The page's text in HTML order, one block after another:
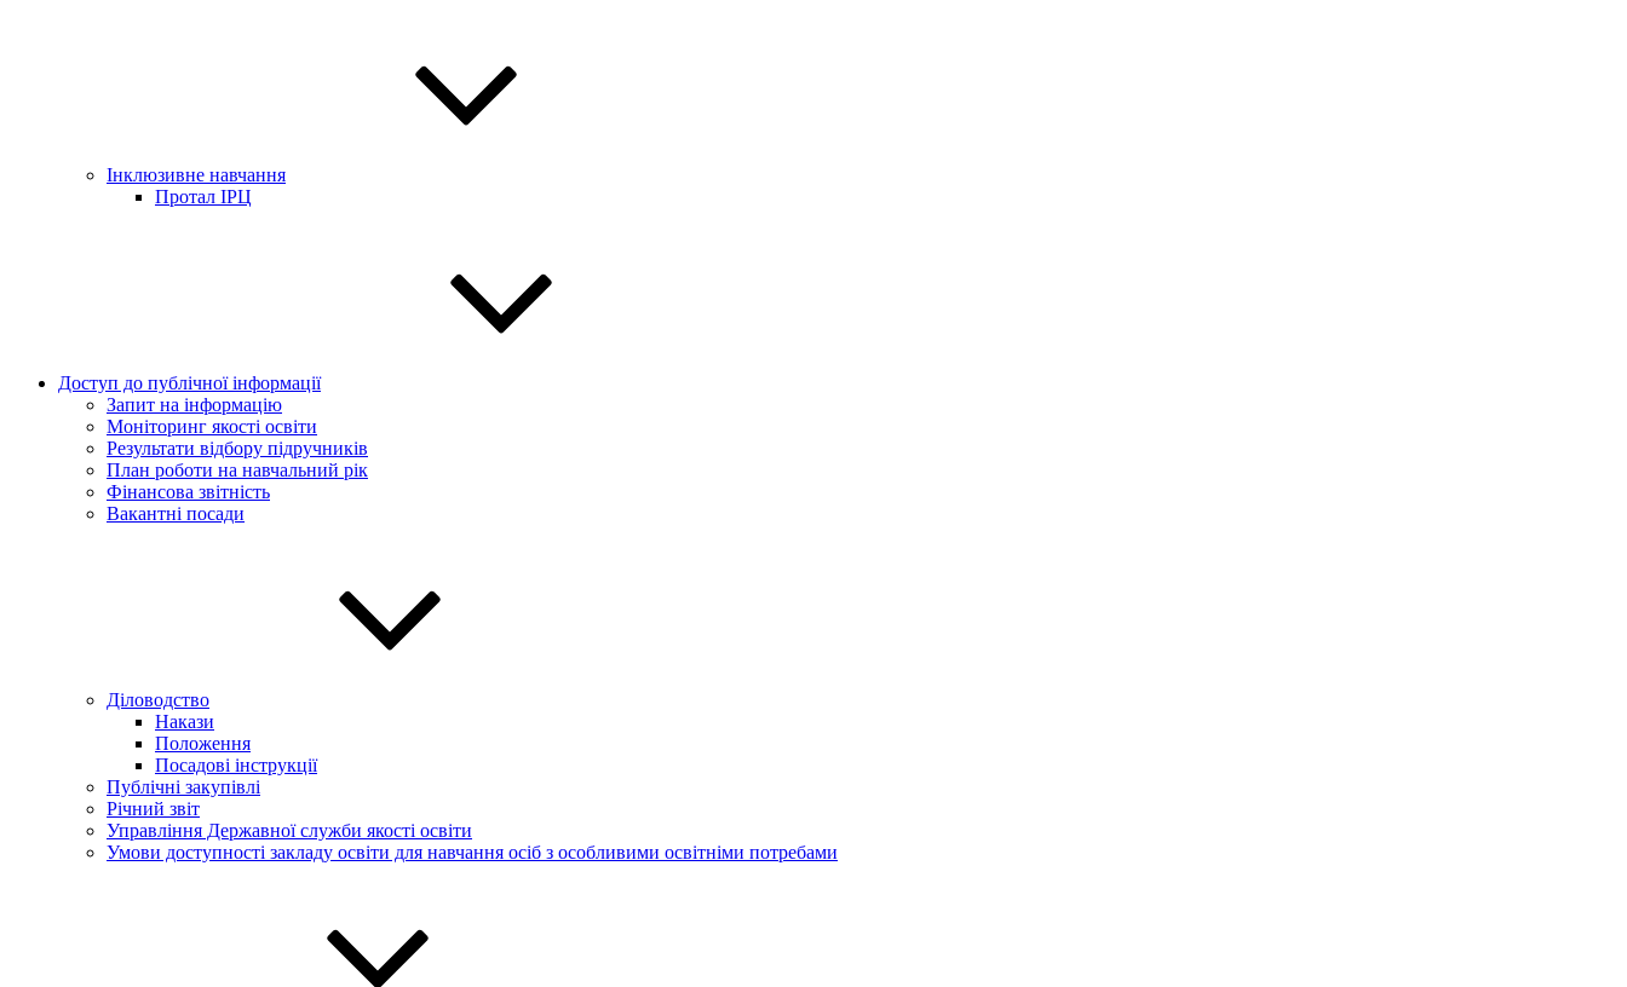
Інклюзивне навчання
Протал ІРЦ
Доступ до публічної інформації
Запит на інформацію
Моніторинг якості освіти
Результати відбору підручників
План роботи на навчальний рік
Фінансова звітність
Вакантні посади
Діловодство
Накази
Положення
Посадові інструкції
Публічні закупівлі
Річний звіт
Управління Державної служби якості освіти
Умови доступності закладу освіти для навчання осіб з особливими освітніми потребами